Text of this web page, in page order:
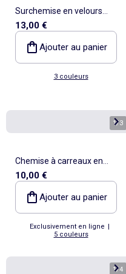
Surchemise en velours
côtelé
13,00 €
Ajouter au panier
3 couleurs
1/3
Chemise à carreaux en
flanelle
10,00 €
Ajouter au panier
Exclusivement en ligne |
5 couleurs
1/4